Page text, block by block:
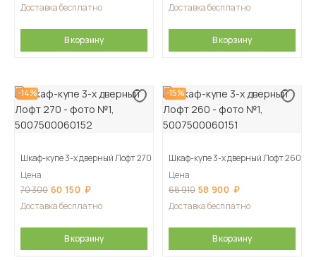
Доставка бесплатно
В корзину
Доставка бесплатно
В корзину
-14%
Шкаф-купе 3-х дверный Лофт 270
Цена
70 300 60 150
Доставка бесплатно
В корзину
-15%
Шкаф-купе 3-х дверный Лофт 260
Цена
68 910 58 900
Доставка бесплатно
В корзину